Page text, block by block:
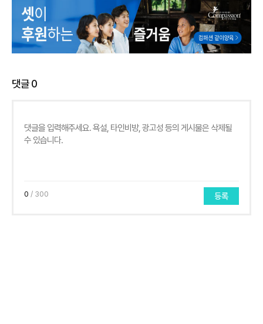
댓글0
0 / 300 등록